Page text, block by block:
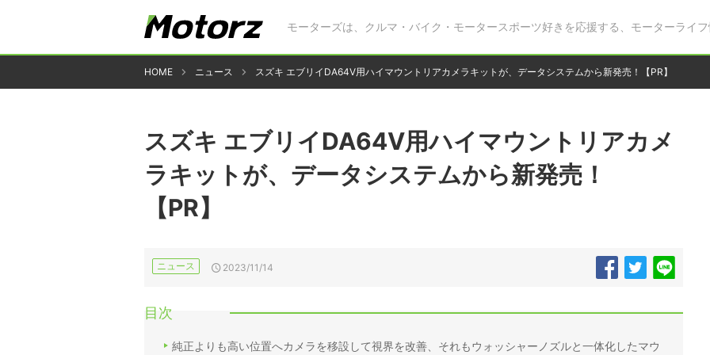
モーターズは、クルマ・バイク・モータースポーツ好きを応援する、モーターライフ
HOME ニュース スズキ エブリイDA64V用ハイマウントリアカメラキットが、データシステムから新発売！【PR】
スズキ エブリイDA64V用ハイマウントリアカメ
ラキットが、データシステムから新発売！
【PR】
ニュース 2023/11/14
目次
純正よりも高い位置へカメラを移設して視界を改善、それもウォッシャーノズルと一体化したマウ